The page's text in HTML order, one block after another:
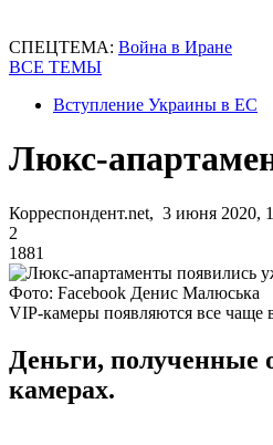
СПЕЦТЕМА: Война в Иране
ВСЕ ТЕМЫ
Вступление Украины в ЕС
Люкс-
Корреспондент.net, 3 июня 2020,
2
1881
Фото: Facebook Денис Малюська
VIP-камеры появляются все чаще
Деньги, полученные
камерах.